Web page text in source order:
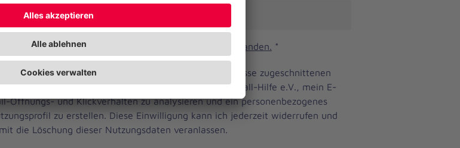
habe die Datenschutzbestimmungen gelesen und verstanden. *
ich möchte einen individuellen und auf meine Bedürfnisse zugeschnittenen
erhalten. Dafür erlaube ich der Johanniter-Unfall-Hilfe e.V., mein E-
Öffnungs- und Klickverhalten zu analysieren und ein personenbezogenes
zu erstellen. Diese Einwilligung kann ich jederzeit widerrufen und
die Löschung dieser Nutzungsdaten veranlassen.